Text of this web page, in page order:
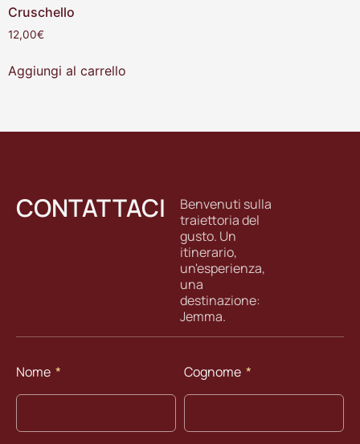
Cruschello
12,00€
Aggiungi al carrello
CONTATTACI
Benvenuti sulla
traiettoria del
gusto. Un
itinerario,
un'esperienza,
una
destinazione:
Jemma.
Nome Cognome